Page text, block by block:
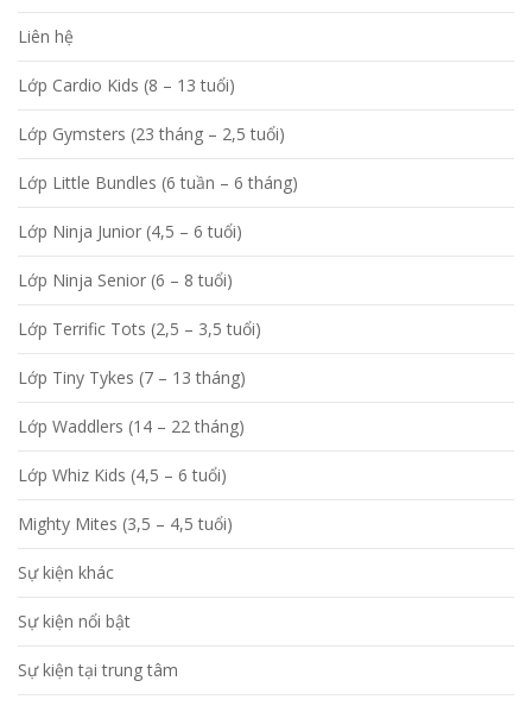
Liên hệ
Lớp Cardio Kids (8 – 13 tuổi)
Lớp Gymsters (23 tháng – 2,5 tuổi)
Lớp Little Bundles (6 tuần – 6 tháng)
Lớp Ninja Junior (4,5 – 6 tuổi)
Lớp Ninja Senior (6 – 8 tuổi)
Lớp Terrific Tots (2,5 – 3,5 tuổi)
Lớp Tiny Tykes (7 – 13 tháng)
Lớp Waddlers (14 – 22 tháng)
Lớp Whiz Kids (4,5 – 6 tuổi)
Mighty Mites (3,5 – 4,5 tuổi)
Sự kiện khác
Sự kiện nổi bật
Sự kiện tại trung tâm